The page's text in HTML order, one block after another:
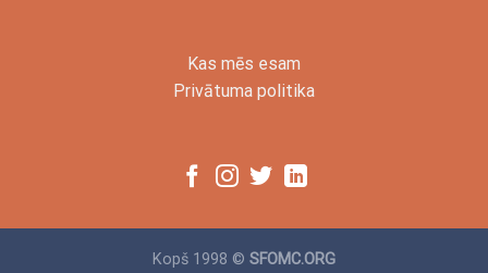
Kas mēs esam
Privātuma politika
Kopš 1998 © SFOMC.ORG